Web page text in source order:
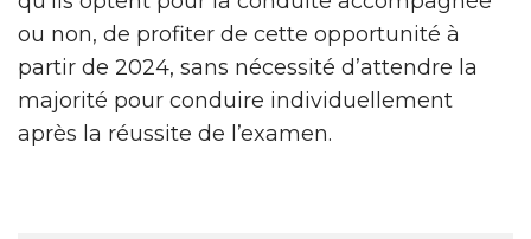
ou non, de profiter de cette opportunité à
partir de 2024, sans nécessité d’attendre la
majorité pour conduire individuellement
après la réussite de l’examen.